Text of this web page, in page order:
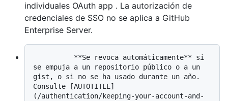
individuales OAuth app . La autorización de
credenciales de SSO no se aplica a GitHub
Enterprise Server.
se empuja a un repositorio público o a un
gist, o si no se ha usado durante un año.
Consulte [AUTOTITLE]
(/authentication/keeping-your-account-and-